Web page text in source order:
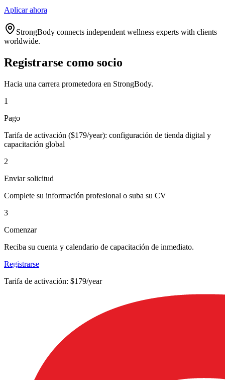
Aplicar ahora
StrongBody connects independent wellness experts with clients
worldwide.
Registrarse como socio
Hacia una carrera prometedora en StrongBody.
1
Pago
Tarifa de activación ($179/year): configuración de tienda digital y
capacitación global
2
Enviar solicitud
Complete su información profesional o suba su CV
3
Comenzar
Reciba su cuenta y calendario de capacitación de inmediato.
Registrarse
Tarifa de activación: $179/year